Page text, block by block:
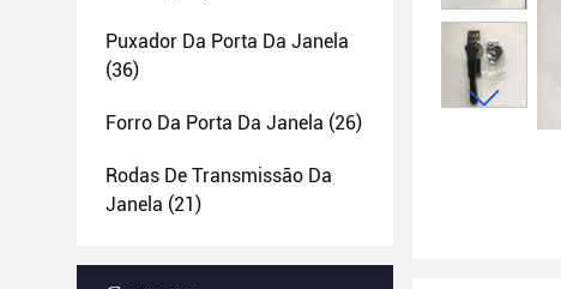
Puxador Da Porta Da Janela
(36)
Forro Da Porta Da Janela (26)
Rodas De Transmissão Da
Janela (21)